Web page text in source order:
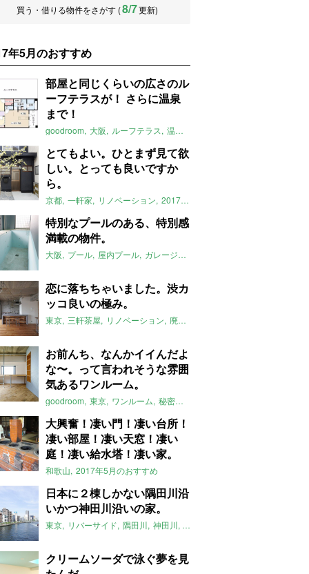
買う・借りる物件をさがす (8/7更新)
年5月のおすすめ
部屋と同じくらいの広さのル
ーフテラスが！ さらに温泉
まで！
goodroom 大阪 ルーフテラス 温泉
とてもよい。ひとまず見て欲
しい。とっても良いですか
ら。
京都 一軒家 リノベーション 2017年5月のおすすめ
特別なプールのある、特別感
満載の物件。
大阪 プール 屋内プール ガレージハウス
恋に落ちちゃいました。渋カ
ッコ良いの極み。
東京 三軒茶屋 リノベーション 廃材
お前んち、なんかイイんだよ
な〜。って言われそうな雰囲
気あるワンルーム。
goodroom 東京 ワンルーム 秘密基地
大興奮！凄い門！凄い台所！
凄い部屋！凄い天窓！凄い
庭！凄い給水塔！凄い家。
和歌山 2017年5月のおすすめ
日本に２棟しかない隅田川沿
いかつ神田川沿いの家。
東京 リバーサイド 隅田川 神田川 2017年5月のおすすめ
クリームソーダで泳ぐ夢を見